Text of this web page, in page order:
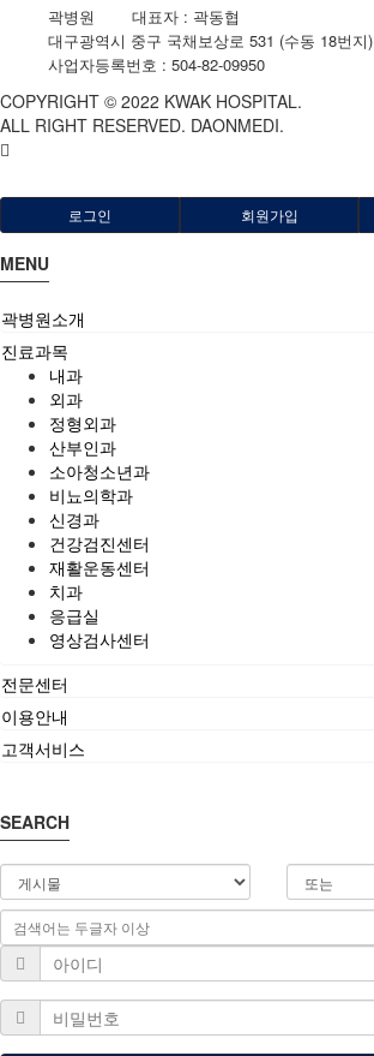
곽병원 대표자 : 곽동협
대구광역시 중구 국채보상로 531 (수동 18번지)
사업자등록번호 : 504-82-09950
COPYRIGHT © 2022 KWAK HOSPITAL.
ALL RIGHT RESERVED. DAONMEDI.
로그인 회원가입
MENU
곽병원소개
진료과목
내과
외과
정형외과
산부인과
소아청소년과
비뇨의학과
신경과
건강검진센터
재활운동센터
치과
응급실
영상검사센터
전문센터
이용안내
고객서비스
SEARCH